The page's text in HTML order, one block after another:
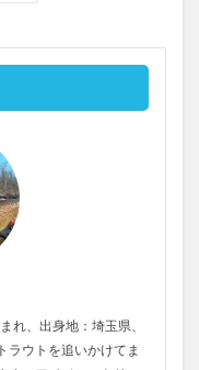
れ、出身地：埼玉県、
ラウトを追いかけてま